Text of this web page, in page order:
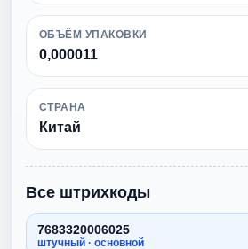
ОБЪЁМ УПАКОВКИ
0,000011
СТРАНА
Китай
Все штрихкоды
7683320006025
штучный · основной